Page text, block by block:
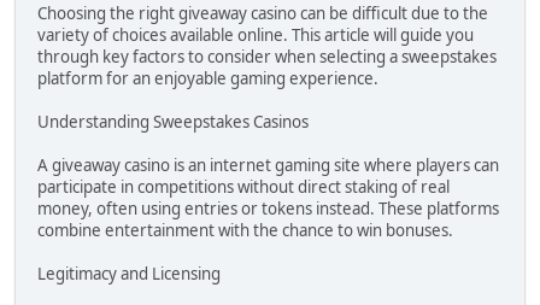
Choosing the right giveaway casino can be difficult due to the
variety of choices available online. This article will guide you
through key factors to consider when selecting a sweepstakes
platform for an enjoyable gaming experience.
Understanding Sweepstakes Casinos
A giveaway casino is an internet gaming site where players can
participate in competitions without direct staking of real
money, often using entries or tokens instead. These platforms
combine entertainment with the chance to win bonuses.
Legitimacy and Licensing